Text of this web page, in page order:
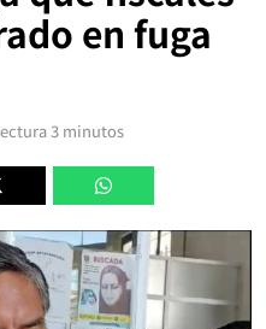
en fuga
3 minutos